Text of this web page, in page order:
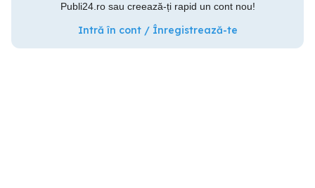
Publi24.ro sau creează-ți rapid un cont nou!
Intră în cont / Înregistrează-te